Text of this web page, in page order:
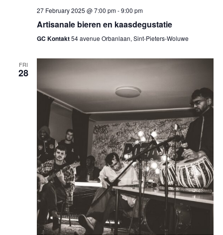
27 February 2025 @ 7:00 pm-9:00 pm
Artisanale bieren en kaasdegustatie
GC Kontakt54 avenue Orbanlaan, Sint-Pieters-Woluwe
FRI
28